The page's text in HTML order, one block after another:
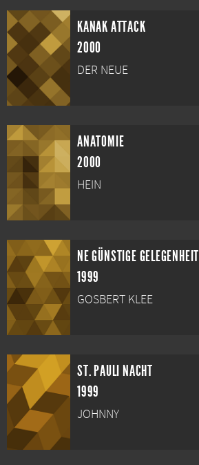
KANAK ATTACK
2000
DER NEUE
ANATOMIE
2000
HEIN
NE GÜNSTIGE GELEGENHEIT
1999
GOSBERT KLEE
ST. PAULI NACHT
1999
JOHNNY